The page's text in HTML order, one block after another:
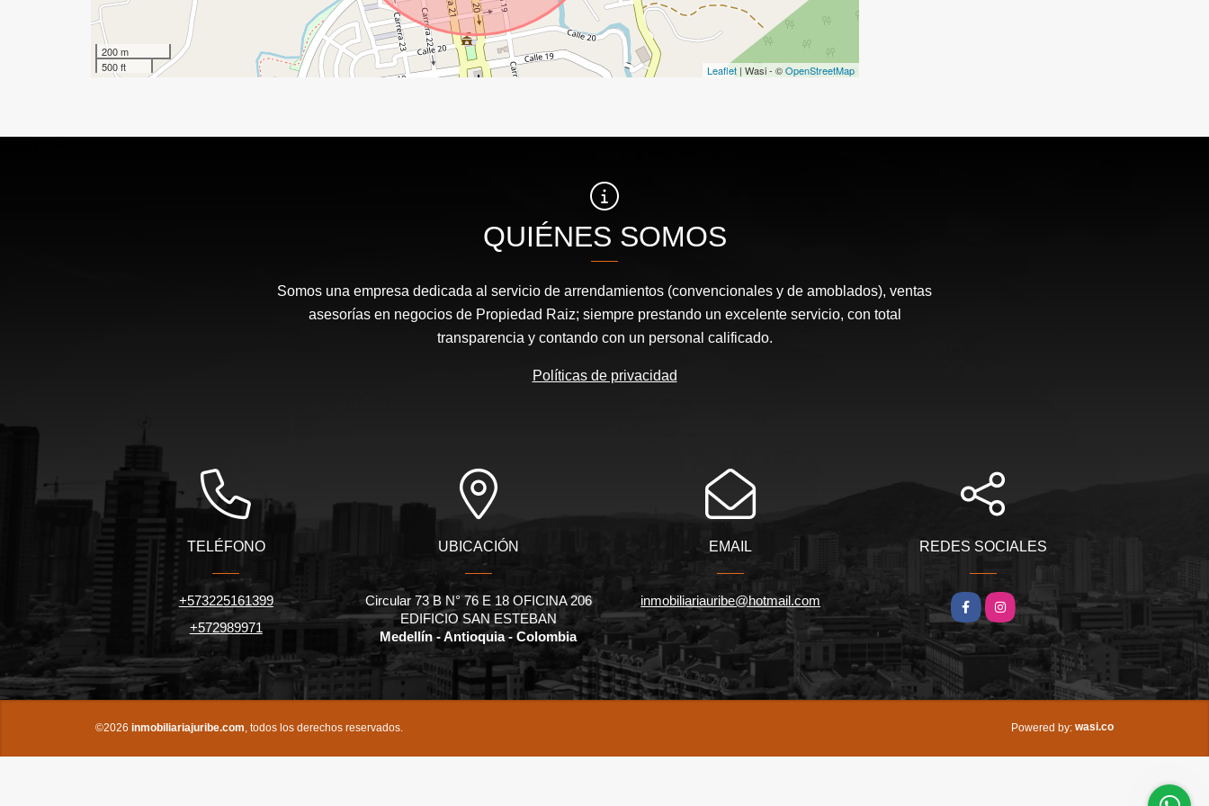
200 m
500 ft
Leaflet | Wasi - ©OpenStreetMap
QUIÉNES SOMOS
Somos una empresa dedicada al servicio de arrendamientos (convencionales y de amoblados), ventas
asesorías en negocios de Propiedad Raiz; siempre prestando un excelente servicio, con total
transparencia y contando con un personal calificado.
Políticas de privacidad
TELÉFONO
+573225161399
+572989971
UBICACIÓN
Circular 73 B N° 76 E 18 OFICINA 206
EDIFICIO SAN ESTEBAN
Medellín - Antioquia - Colombia
EMAIL
inmobiliariauribe@hotmail.com
REDES SOCIALES
Facebook
Instagram
©2026 inmobiliariajuribe.com , todos los derechos reservados. Powered by: wasi.co